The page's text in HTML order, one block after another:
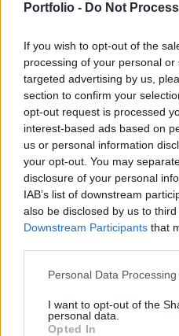
Portfolio - Do Not
If you wish to opt-out of the
processing of your personal
targeted advertising by us,
section to confirm your
opt-out request is processed
interest-based ads based on
us or personal information
your opt-out. You may
disclosure of your personal
IAB’s list of downstream
also be disclosed by us to
Downstream Participants that
Personal Data
I want to opt-out of the
personal data.
Opted In
Sztyepove mellett.
az orosz támadást a
Hetek óta a donyecki
orosz és ukrán haderő
támadják a Donyeckváros
északi Sztyepove községnél
céllal, hogy elvágják az
órája eddig nem látott
melletti harcokból: az orosz...
KEDVES OLVASÓNK!
A keresett cikk a
tartozik, melynek
regisztrációhoz kötött.